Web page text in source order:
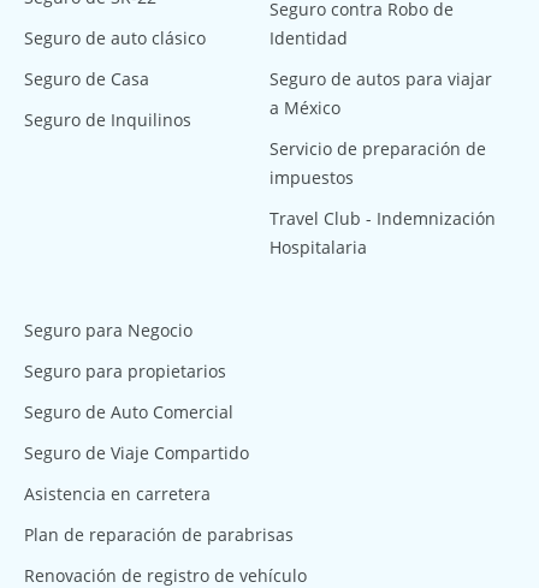
Seguro de auto clásico
Seguro de Casa
Seguro de Inquilinos
Seguro contra Robo de
Identidad
Seguro de autos para viajar
a México
Servicio de preparación de
impuestos
Travel Club - Indemnización
Hospitalaria
Seguro para Negocio
Seguro para propietarios
Seguro de Auto Comercial
Seguro de Viaje Compartido
Asistencia en carretera
Plan de reparación de parabrisas
Renovación de registro de vehículo